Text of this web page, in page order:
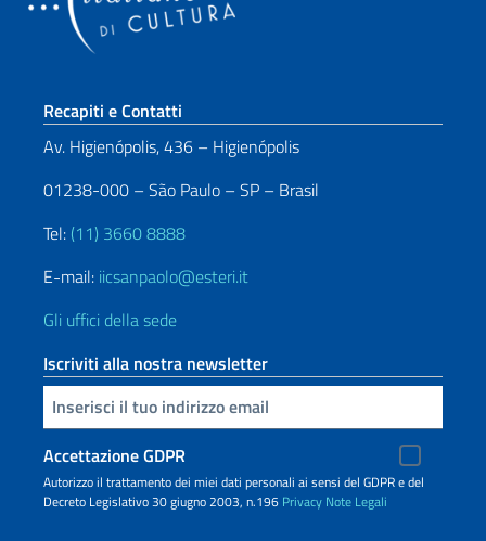
Sezione footer
Recapiti e Contatti
Av. Higienópolis, 436 – Higienópolis
01238-000 – São Paulo – SP – Brasil
Tel: (11) 3660 8888
E-mail: iicsanpaolo@esteri.it
Gli uffici della sede
Iscriviti alla nostra newsletter
Inserisci la tua email
Accettazione GDPR
Autorizzo il trattamento dei miei dati personali ai sensi del GDPR e del
Decreto Legislativo 30 giugno 2003, n.196 Privacy Note Legali